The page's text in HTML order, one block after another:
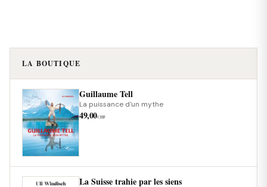
LA BOUTIQUE
Guillaume Tell
La puissance d'un mythe
49,00CHF
La Suisse trahie par les siens